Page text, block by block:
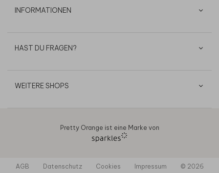
INFORMATIONEN
HAST DU FRAGEN?
WEITERE SHOPS
Pretty Orange ist eine Marke von
AGB Datenschutz Cookies Impressum © 2026